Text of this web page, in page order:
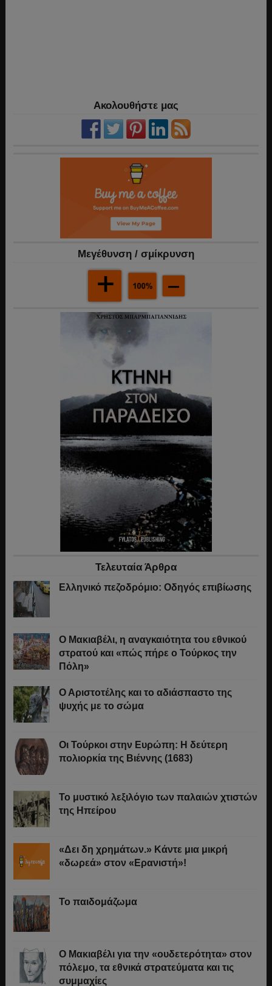
Ακολουθήστε μας
Mεγέθυνση / σμίκρυνση
Τελευταία Άρθρα
Ελληνικό πεζοδρόμιο: Οδηγός επιβίωσης
Ο Μακιαβέλι, η αναγκαιότητα του εθνικού
στρατού και «πώς πήρε ο Τούρκος την
Πόλη»
Ο Αριστοτέλης και το αδιάσπαστο της
ψυχής με το σώμα
Οι Τούρκοι στην Ευρώπη: Η δεύτερη
πολιορκία της Βιέννης (1683)
Το μυστικό λεξιλόγιο των παλαιών χτιστών
της Ηπείρου
«Δει δη χρημάτων.» Κάντε μια μικρή
«δωρεά» στον «Ερανιστή»!
Το παιδομάζωμα
O Μακιαβέλι για την «ουδετερότητα» στον
πόλεμο, τα εθνικά στρατεύματα και τις
συμμαχίες